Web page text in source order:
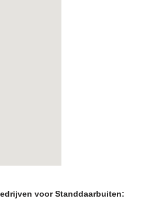
voor Standdaarbuiten: